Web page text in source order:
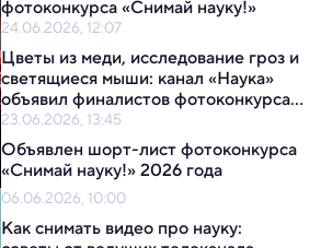
24.06.2026, 12:07
Цветы из меди, исследование гроз и
светящиеся мыши: канал «Наука»
объявил финалистов фотоконкурса
«Снимай науку!»
23.06.2026, 13:45
Объявлен шорт-лист фотоконкурса
«Снимай науку!» 2026 года
06.06.2026, 10:00
Как снимать видео про науку: